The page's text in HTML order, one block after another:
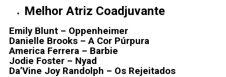
Melhor Atriz Coadjuvante
Emily Blunt – Oppenheimer
Danielle Brooks – A Cor Púrpura
America Ferrera – Barbie
Jodie Foster – Nyad
Da’Vine Joy Randolph – Os Rejeitados